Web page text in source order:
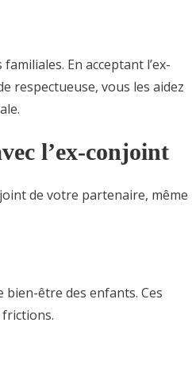
En acceptant l’ex-
respectueuse, vous les aidez
l’ex-conjoint
de votre partenaire, même
être des enfants. Ces